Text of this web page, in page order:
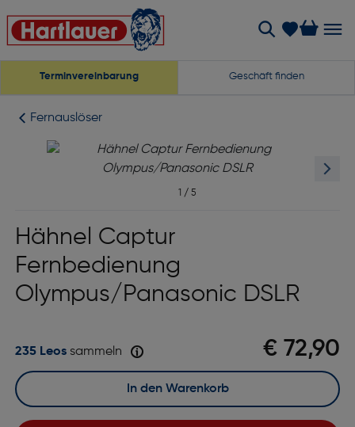
Terminvereinbarung Geschäft finden
Fernauslöser
1 / 5
Hähnel Captur
Fernbedienung
Olympus/Panasonic DSLR
€ 72,90
235 Leossammeln
In den Warenkorb